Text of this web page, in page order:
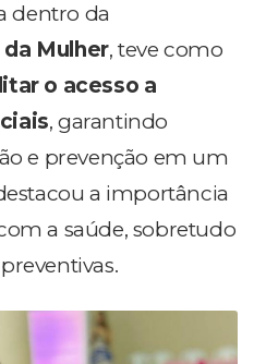
dentro da
da Mulher, teve como
o acesso a
, garantindo
e prevenção em um
a importância
a saúde, sobretudo